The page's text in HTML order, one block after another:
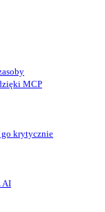
MCP
go krytycznie
AI